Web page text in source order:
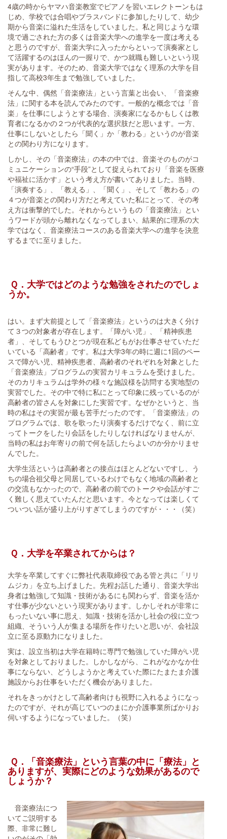
4歳の時からヤマハ音楽教室でピアノを習いエレクトーンもは
じめ、学校では合唱やブラスバンドに参加したりして、幼少
期から音楽に溢れた生活をしていました。私と同じような環
境で過ごされた方の多くは音楽大学への進学を一度は考える
と思うのですが、音楽大学に入ったからといって演奏家とし
て活躍するのはほんの一握りで、かつ就職も難しいという現
実があります。そのため、音楽大学ではなく理系の大学を目
指して高校3年生まで勉強していました。
そんな中、偶然「音楽療法」という言葉と出会い、「音楽療
法」に関する本を読んでみたのです。一般的な概念では「音
楽」を仕事にしようとする場合、演奏家になるかもしくは教
育者になるかの２つが代表的な選択肢だと思います。一方、
仕事にしないとしたら「聞く」か「教わる」というのが音楽
との関わり方になります。
しかし、その「音楽療法」の本の中では、音楽そのものがコ
ミュニケーションの“手段”として捉えられており「音楽を医療
や福祉に活かす」という考え方が書いてありました。当時、
「演奏する」、「教える」、「聞く」、そして「教わる」の
４つが音楽との関わり方だと考えていた私にとって、その考
え方は衝撃的でした。それからというもの「音楽療法」とい
うワードが頭から離れなくなってしまい、結果的に理系の大
学ではなく、音楽療法コースのある音楽大学への進学を決意
するまでに至りました。
Ｑ．大学ではどのような勉強をされたのでしょ
うか。
はい。まず大前提として「音楽療法」というのは大きく分け
て３つの対象者が存在します。「障がい児」、「精神疾患
者」、そしてもうひとつが現在私どもがお仕事させていただ
いている「高齢者」です。私は大学3年の時に週に1回のペー
スで障がい児、精神疾患者、高齢者のそれぞれを対象とした
「音楽療法」プログラムの実習カリキュラムを受けました。
そのカリキュラムは学外の様々な施設様を訪問する実地型の
実習でした。その中で特に私にとって印象に残っているのが
高齢者の皆さんを対象にした実習です。なぜかというと、当
時の私はその実習が最も苦手だったのです。「音楽療法」の
プログラムでは、歌を歌ったり演奏するだけでなく、前に立
ってトークをしたり会話をしたりしなければなりませんが、
当時の私はお年寄りの前で何を話したらよいのか分かりませ
んでした。
大学生活というは高齢者との接点はほとんどないですし、う
ちの場合祖父母と同居しているわけでもなく地域の高齢者と
の交流もなかったので、高齢者の前でのトークや会話がすご
く難しく思えていたんだと思います。今となっては楽しくて
ついつい話が盛り上がりすぎてしまうのですが・・・（笑）
Ｑ．大学を卒業されてからは？
大学を卒業してすぐに弊社代表取締役である管と共に「リリ
ムジカ」を立ち上げました。先程お話した通り、音楽大学出
身者は勉強して知識・技術があるにも関わらず、音楽を活か
す仕事が少ないという現実があります。しかしそれが非常に
もったいない事に思え、知識・技術を活かし社会の役に立つ
組織、そういう人が集まる場所を作りたいと思いが、会社設
立に至る原動力になりました。
実は、設立当初は大学在籍時に専門で勉強していた障がい児
を対象としておりました。しかしながら、これがなかなか仕
事にならない、どうしようかと考えていた際にたまたま介護
施設からお仕事をいただく機会がありました。
それをきっかけとして高齢者向けも視野に入れるようになっ
たのですが、それが高じていつのまにか介護事業所ばかりお
伺いするようになっていました。（笑）
Ｑ．「音楽療法」という言葉の中に「療法」と
ありますが、実際にどのような効果があるので
しょうか？
音楽療法につ
いてご説明する
際、非常に難し